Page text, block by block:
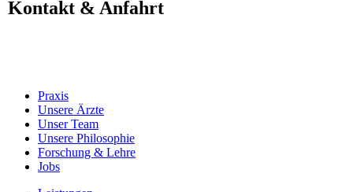
Kontakt & Anfahrt
Praxis
Unsere Ärzte
Unser Team
Unsere Philosophie
Forschung & Lehre
Jobs